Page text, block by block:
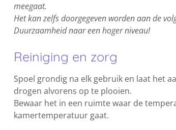
meegaat.
Het kan zelfs doorgegeven worden aan de
Duurzaamheid naar een hoger niveau!
Reiniging en zorg
Spoel grondig na elk gebruik en laat het
drogen alvorens op te plooien.
Bewaar het in een ruimte waar de
kamertemperatuur gaat.